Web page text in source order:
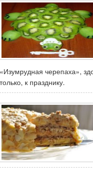
«Изумрудная черепаха»,
только, к празднику.